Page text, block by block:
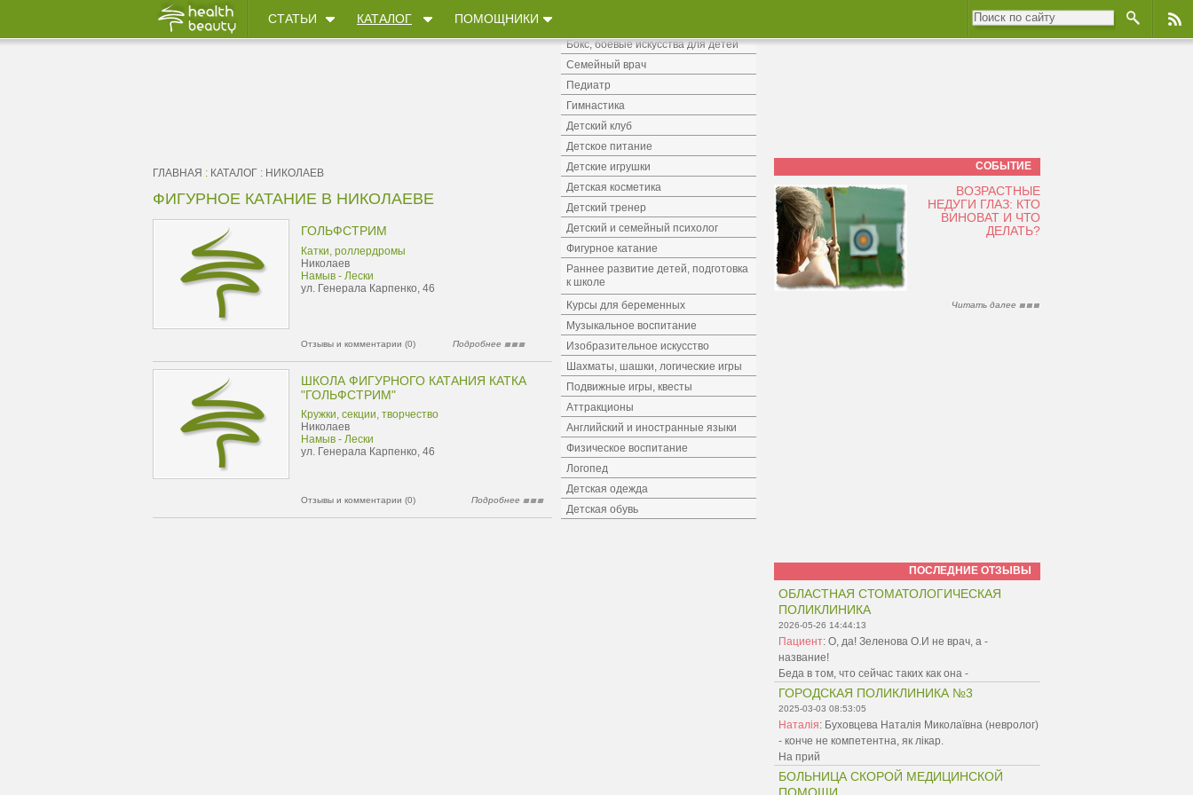
СТАТЬИ КАТАЛОГ ПОМОЩНИКИ
ГЛАВНАЯ : КАТАЛОГ : НИКОЛАЕВ
ФИГУРНОЕ КАТАНИЕ В НИКОЛАЕВЕ
ГОЛЬФСТРИМ
Катки, роллердромы
Николаев
Намыв - Лески
ул. Генерала Карпенко, 46
Отзывы и комментарии (0) Подробнее
ШКОЛА ФИГУРНОГО КАТАНИЯ КАТКА
"ГОЛЬФСТРИМ"
Кружки, секции, творчество
Николаев
Намыв - Лески
ул. Генерала Карпенко, 46
Отзывы и комментарии (0) Подробнее
Бокс, боевые искусства для детей
Семейный врач
Педиатр
Гимнастика
Детский клуб
Детское питание
Детские игрушки
Детская косметика
Детский тренер
Детский и семейный психолог
Фигурное катание
Раннее развитие детей, подготовка
к школе
Курсы для беременных
Музыкальное воспитание
Изобразительное искусство
Шахматы, шашки, логические игры
Подвижные игры, квесты
Аттракционы
Английский и иностранные языки
Физическое воспитание
Логопед
Детская одежда
Детская обувь
СОБЫТИЕ
ВОЗРАСТНЫЕ
НЕДУГИ ГЛАЗ: КТО
ВИНОВАТ И ЧТО
ДЕЛАТЬ?
Читать далее
ПОСЛЕДНИЕ ОТЗЫВЫ
ОБЛАСТНАЯ СТОМАТОЛОГИЧЕСКАЯ
ПОЛИКЛИНИКА
2026-05-26 14:44:13
Пациент: О, да! Зеленова О.И не врач, а -
название!
Беда в том, что сейчас таких как она -
ГОРОДСКАЯ ПОЛИКЛИНИКА №3
2025-03-03 08:53:05
Наталія: Буховцева Наталія Миколаївна (невролог)
- конче не компетентна, як лікар.
На прий
БОЛЬНИЦА СКОРОЙ МЕДИЦИНСКОЙ